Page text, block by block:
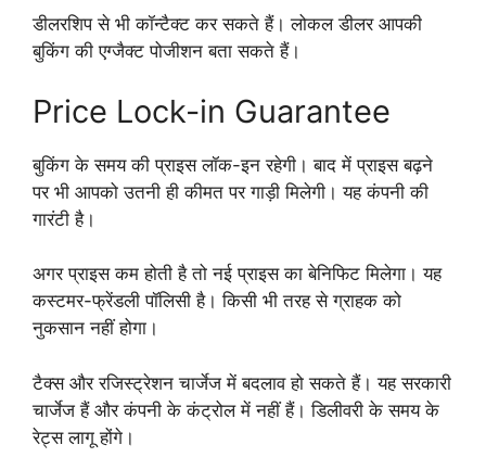
डीलरशिप से भी कॉन्टैक्ट कर सकते हैं। लोकल डीलर आपकी
बुकिंग की एग्जैक्ट पोजीशन बता सकते हैं।
Price Lock-in Guarantee
बुकिंग के समय की प्राइस लॉक-इन रहेगी। बाद में प्राइस बढ़ने
पर भी आपको उतनी ही कीमत पर गाड़ी मिलेगी। यह कंपनी की
गारंटी है।
अगर प्राइस कम होती है तो नई प्राइस का बेनिफिट मिलेगा। यह
कस्टमर-फ्रेंडली पॉलिसी है। किसी भी तरह से ग्राहक को
नुकसान नहीं होगा।
टैक्स और रजिस्ट्रेशन चार्जेज में बदलाव हो सकते हैं। यह सरकारी
चार्जेज हैं और कंपनी के कंट्रोल में नहीं हैं। डिलीवरी के समय के
रेट्स लागू होंगे।